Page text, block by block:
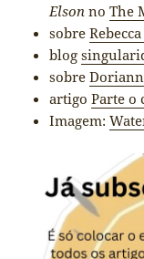
ElsonnoThe
sobre
blog
sobre
artigoParte o
Imagem: